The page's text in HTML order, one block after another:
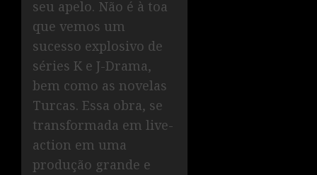
seu apelo. Não é à toa
que vemos um
sucesso explosivo de
séries K e J-Drama,
bem como as novelas
Turcas. Essa obra, se
transformada em live-
action em uma
produção grande e